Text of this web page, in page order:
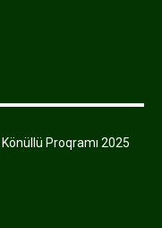
Proqramı 2025